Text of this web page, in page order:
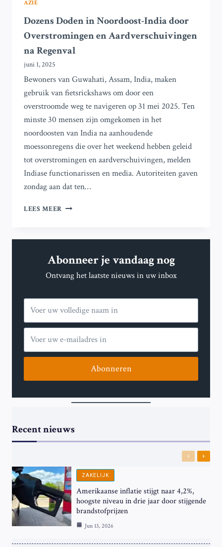
AZIË
Dozens Doden in Noordoost-India door
Overstromingen en Aardverschuivingen
na Regenval
juni 1, 2025
Bewoners van Guwahati, Assam, India, maken
gebruik van fietsrickshaws om door een
overstroomde weg te navigeren op 31 mei 2025. Ten
minste 30 mensen zijn omgekomen in het
noordoosten van India na aanhoudende
moessonregens die over het weekend hebben geleid
tot overstromingen en aardverschuivingen, melden
Indiase functionarissen en media. Autoriteiten gaven
zondag aan dat ten…
LEES MEER DOZENS
NOORDOOST-
DOOR
OVERSTROMINGEN
EN
NA
REGENVAL
Abonneer je vandaag nog
Ontvang het laatste nieuws in uw inbox
Abonneren
Recent nieuws
Previous
Next
ZAKELIJK
Amerikaanse inflatie stijgt naar 4,2%,
hoogste niveau in drie jaar door stijgende
brandstofprijzen
Jun 13, 2026